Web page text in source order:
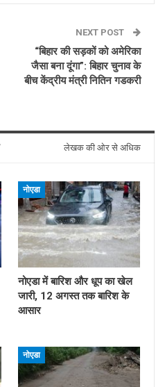
NEXT POST
“बिहार की सड़कों को अमेरिका
जैसा बना दूंगा”: बिहार चुनाव के
बीच केंद्रीय मंत्री नितिन गडकरी
लेखक की ओर से अधिक
नोएडा
नोएडा में बारिश और धूप का खेल
जारी, 12 अगस्त तक बारिश के
आसार
नोएडा